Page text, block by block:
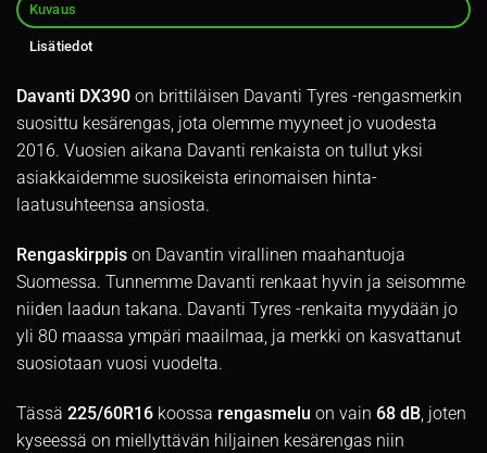
Kuvaus
Lisätiedot
Davanti DX390 on brittiläisen Davanti Tyres -rengasmerkin
suosittu kesärengas, jota olemme myyneet jo vuodesta
2016. Vuosien aikana Davanti renkaista on tullut yksi
asiakkaidemme suosikeista erinomaisen hinta-
laatusuhteensa ansiosta.
Rengaskirppis on Davantin virallinen maahantuoja
Suomessa. Tunnemme Davanti renkaat hyvin ja seisomme
niiden laadun takana. Davanti Tyres -renkaita myydään jo
yli 80 maassa ympäri maailmaa, ja merkki on kasvattanut
suosiotaan vuosi vuodelta.
Tässä 225/60R16 koossa rengasmelu on vain 68 dB, joten
kyseessä on miellyttävän hiljainen kesärengas niin